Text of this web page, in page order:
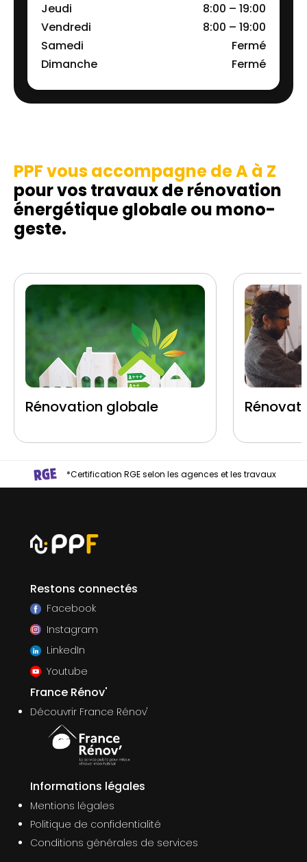
Jeudi
8:00 – 19:00
Vendredi
8:00 – 19:00
Samedi
Fermé
Dimanche
Fermé
PPF vous accompagne de A à Z
pour vos travaux de rénovation
énergétique globale ou mono-
geste.
Rénovation globale
*Certification RGE selon les agences et les travaux
Restons connectés
Facebook
Instagram
LinkedIn
Youtube
France Rénov'
Découvrir France Rénov'
Informations légales
Mentions légales
Politique de confidentialité
Conditions générales de services